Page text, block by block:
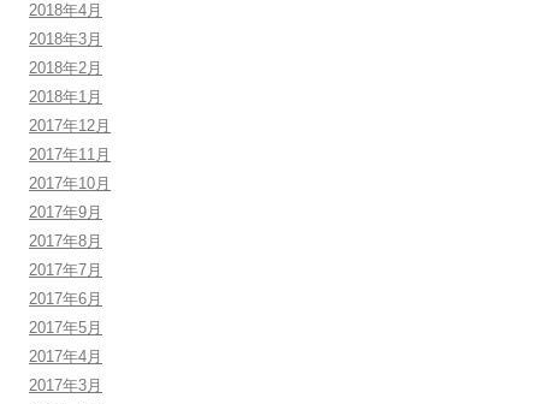
2018年4月
2018年3月
2018年2月
2018年1月
2017年12月
2017年11月
2017年10月
2017年9月
2017年8月
2017年7月
2017年6月
2017年5月
2017年4月
2017年3月